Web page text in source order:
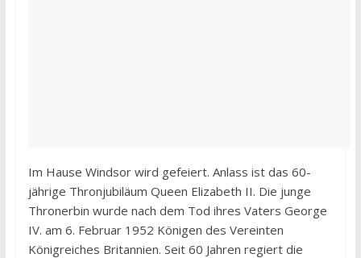
Im Hause Windsor wird gefeiert. Anlass ist das 60-
jährige Thronjubiläum Queen Elizabeth II. Die junge
Thronerbin wurde nach dem Tod ihres Vaters George
IV. am 6. Februar 1952 Königen des Vereinten
Königreiches Britannien. Seit 60 Jahren regiert die